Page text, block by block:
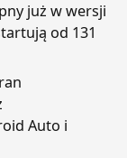
już w wersji
od 131
Auto i